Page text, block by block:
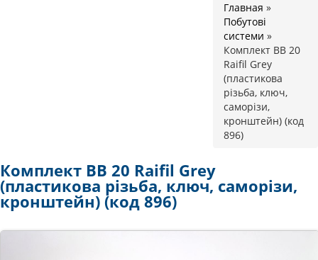
Главная »
Побутові
системи »
Комплект BB 20
Raifil Grey
(пластикова
різьба, ключ,
саморізи,
кронштейн) (код
896)
Комплект BB 20 Raifil Grey
(пластикова різьба, ключ, саморізи,
кронштейн) (код 896)